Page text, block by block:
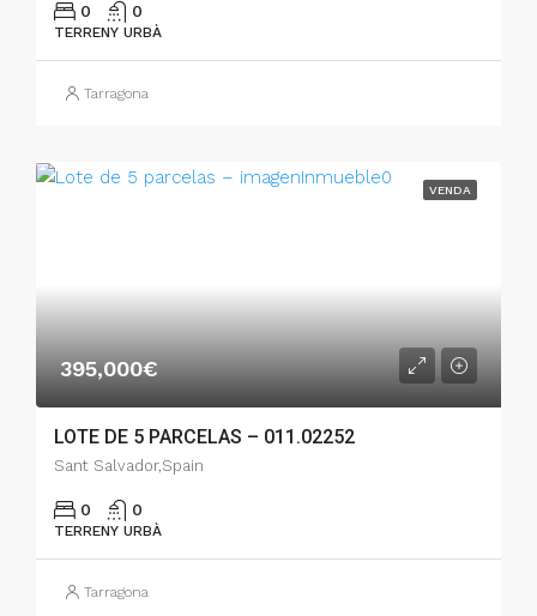
0 0
TERRENY URBÀ
Tarragona
VENDA
395,000€
LOTE DE 5 PARCELAS – 011.02252
Sant Salvador,Spain
0 0
TERRENY URBÀ
Tarragona